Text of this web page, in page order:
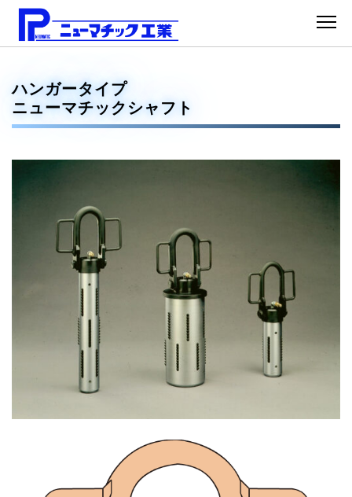
ハンガータイプ
ニューマチックシャフト